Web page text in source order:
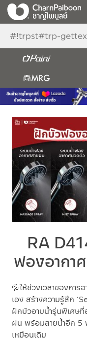
RA
ฟองอากา
💦ให้ช่วงเวลาของการ
เอง สร้างความรู้สึก
ฝักบัวอาบน้ำรุ่นพิเศษที่
ฝน พร้อมสายน้ำอีก 5
เหมือนเดิม